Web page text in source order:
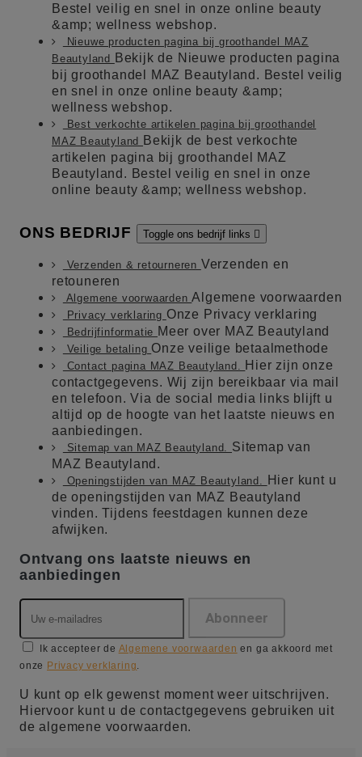
Bestel veilig en snel in onze online beauty
&amp; wellness webshop.
Nieuwe producten pagina bij groothandel MAZ
Beautyland Bekijk de Nieuwe producten pagina
bij groothandel MAZ Beautyland. Bestel veilig
en snel in onze online beauty &amp;
wellness webshop.
Best verkochte artikelen pagina bij groothandel
MAZ Beautyland Bekijk de best verkochte
artikelen pagina bij groothandel MAZ
Beautyland. Bestel veilig en snel in onze
online beauty &amp; wellness webshop.
ONS BEDRIJF Toggle ons bedrijf links 
Verzenden & retourneren Verzenden en
retouneren
Algemene voorwaardenAlgemene voorwaarden
Privacy verklaring Onze Privacy verklaring
Bedrijfinformatie Meer over MAZ Beautyland
Veilige betaling Onze veilige betaalmethode
Contact pagina MAZ Beautyland.
Hier zijn onze
contactgegevens. Wij zijn bereikbaar via mail
en telefoon. Via de social media links blijft u
altijd op de hoogte van het laatste nieuws en
aanbiedingen.
Sitemap van MAZ Beautyland. Sitemap van
MAZ Beautyland.
Openingstijden van MAZ Beautyland.
Hier kunt u
de openingstijden van MAZ Beautyland
vinden. Tijdens feestdagen kunnen deze
afwijken.
Ontvang ons laatste nieuws en
aanbiedingen
Ik accepteer de Algemene voorwaarden en ga akkoord met
onze Privacy verklaring.
U kunt op elk gewenst moment weer uitschrijven.
Hiervoor kunt u de contactgegevens gebruiken uit
de algemene voorwaarden.